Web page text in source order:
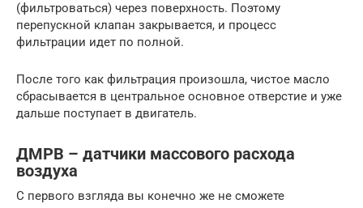
(фильтроваться) через поверхность. Поэтому
перепускной клапан закрывается, и процесс
фильтрации идет по полной.
После того как фильтрация произошла, чистое масло
сбрасывается в центральное основное отверстие и уже
дальше поступает в двигатель.
ДМРВ – датчики массового расхода
воздуха
С первого взгляда вы конечно же не сможете